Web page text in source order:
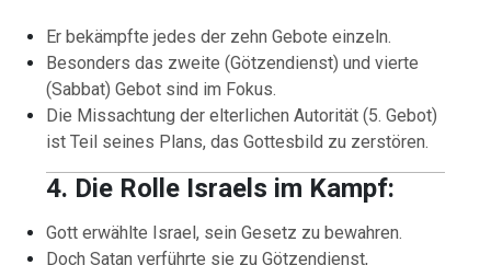
Er bekämpfte jedes der zehn Gebote einzeln.
Besonders das zweite (Götzendienst) und vierte
(Sabbat) Gebot sind im Fokus.
Die Missachtung der elterlichen Autorität (5. Gebot)
ist Teil seines Plans, das Gottesbild zu zerstören.
4. Die Rolle Israels im Kampf:
Gott erwählte Israel, sein Gesetz zu bewahren.
Doch Satan verführte sie zu Götzendienst,